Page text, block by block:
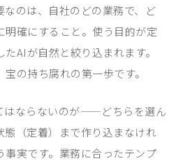
なのは、自社のどの業務で、ど
明確にすること。使う目的が定
AIが自然と絞り込まれます。
の持ち腐れの第一歩です。
はならないのが——どちらを選ん
態（定着）まで作り込まなけれ
事実です。業務に合ったテンプ